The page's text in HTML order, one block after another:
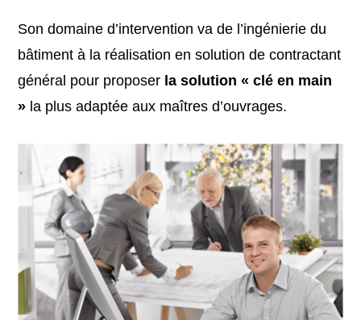
Son domaine d’intervention va de l’ingénierie du
bâtiment à la réalisation en solution de contractant
général pour proposer la solution « clé en main
» la plus adaptée aux maîtres d’ouvrages.